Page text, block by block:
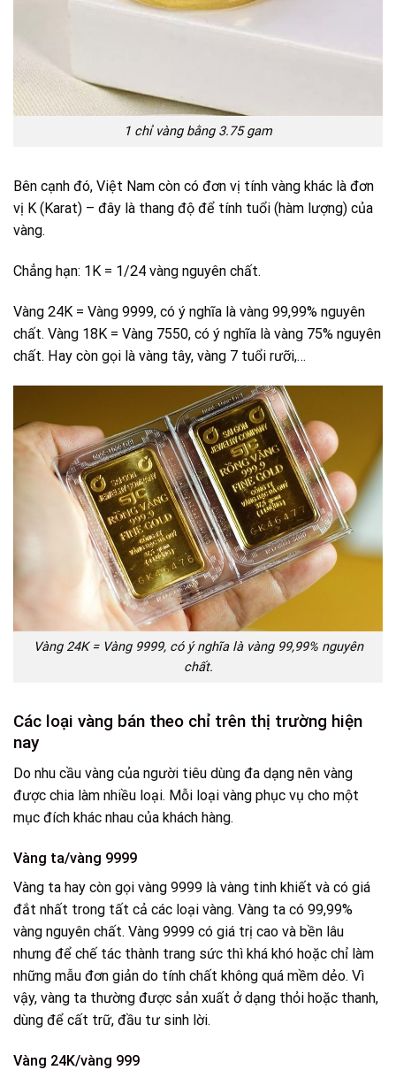
1 chỉ vàng bằng 3.75 gam
Bên cạnh đó, Việt Nam còn có đơn vị tính vàng khác là đơn
vị K (Karat) – đây là thang độ để tính tuổi (hàm lượng) của
vàng.
Chẳng hạn: 1K = 1/24 vàng nguyên chất.
Vàng 24K = Vàng 9999, có ý nghĩa là vàng 99,99% nguyên
chất. Vàng 18K = Vàng 7550, có ý nghĩa là vàng 75% nguyên
chất. Hay còn gọi là vàng tây, vàng 7 tuổi rưỡi,…
Vàng 24K = Vàng 9999, có ý nghĩa là vàng 99,99% nguyên
chất.
Các loại vàng bán theo chỉ trên thị trường hiện
nay
Do nhu cầu vàng của người tiêu dùng đa dạng nên vàng
được chia làm nhiều loại. Mỗi loại vàng phục vụ cho một
mục đích khác nhau của khách hàng.
Vàng ta/vàng 9999
Vàng ta hay còn gọi vàng 9999 là vàng tinh khiết và có giá
đắt nhất trong tất cả các loại vàng. Vàng ta có 99,99%
vàng nguyên chất. Vàng 9999 có giá trị cao và bền lâu
nhưng để chế tác thành trang sức thì khá khó hoặc chỉ làm
những mẫu đơn giản do tính chất không quá mềm dẻo. Vì
vậy, vàng ta thường được sản xuất ở dạng thỏi hoặc thanh,
dùng để cất trữ, đầu tư sinh lời.
Vàng 24K/vàng 999